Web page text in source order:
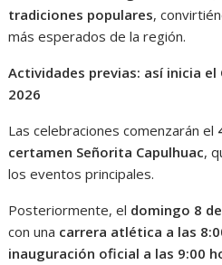
tradiciones populares,
más esperados de la región.
Actividades previas: así inicia el
2026
Las celebraciones comenzarán el
certamen Señorita Capulhuac,
los eventos principales.
Posteriormente, el domingo 8
con una carrera atlética a las
inauguración oficial a las 9:00